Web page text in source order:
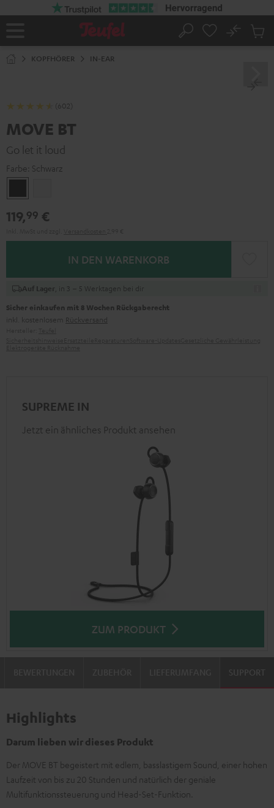
Startseite
Suche
No
KOPFHÖRER IN-EAR
(602)
MOVE BT
Go let it loud
Farbe: Schwarz
119,99 €
IN DEN WARENKORB
Auf Lager , in 3 – 5 Werktagen bei dir
Sicher einkaufen mit 8 Wochen Rückgaberecht
inkl. kostenlosem Rückversand
SUPREME IN
Jetzt ein ähnliches Produkt ansehen
ZUM PRODUKT
SUPPORT
Highlights
Darum lieben wir dieses Produkt
Der MOVE BT begeistert mit edlem, basslastigem Sound, einer hohen
Laufzeit von bis zu 20 Stunden und natürlich der geniale
Multifunktionssteuerung und Head-Set-Funktion.